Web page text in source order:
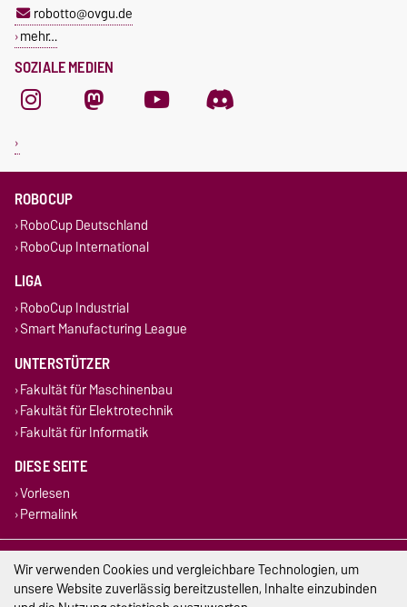
SOZIALE MEDIEN
robotto@ovgu.de
mehr…
ROBOCUP
RoboCup Deutschland
RoboCup International
LIGA
RoboCup Industrial
Smart Manufacturing League
UNTERSTÜTZER
Fakultät für Maschinenbau
Fakultät für Elektrotechnik
Fakultät für Informatik
DIESE SEITE
Vorlesen
Permalink
Impressum
Datenschutz
Wir verwenden Cookies und vergleichbare Technologien, um
unsere Website zuverlässig bereitzustellen, Inhalte einzubinden